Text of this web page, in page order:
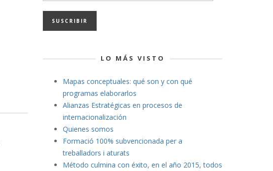
email
LO MÁS VISTO
Mapas conceptuales: qué son y con qué
programas elaborarlos
Alianzas Estratégicas en procesos de
internacionalización
Quienes somos
Formació 100% subvencionada per a
treballadors i aturats
Método culmina con éxito, en el año 2015, todos